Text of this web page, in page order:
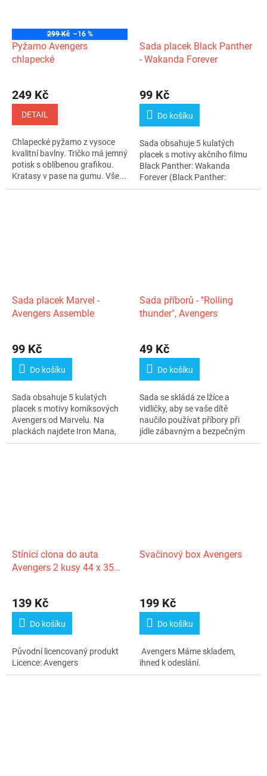
299 Kč –16 %
Pyžamo Avengers
chlapecké
249 Kč
DETAIL
Chlapecké pyžamo z vysoce
kvalitní bavlny. Tričko má jemný
potisk s oblíbenou grafikou.
Kratasy v pase na gumu. Vše...
Sada placek Black Panther
- Wakanda Forever
99 Kč
Do košíku
Sada obsahuje 5 kulatých
placek s motivy akčního filmu
Black Panther: Wakanda
Forever (Black Panther:
Wakanda Navždy)...
Sada placek Marvel -
Avengers Assemble
99 Kč
Do košíku
Sada obsahuje 5 kulatých
placek s motivy komiksových
Avengers od Marvelu. Na
plackách najdete Iron Mana,
Black Widow,...
Sada příborů - "Rolling
thunder", Avengers
49 Kč
Do košíku
Sada se skládá ze lžíce a
vidličky, aby se vaše dítě
naučilo používat příbory při
jídle zábavným a bezpečným
způsobem...
Stínící clona do auta
Avengers 2 kusy 44 x 35
139 Kč
Do košíku
Původní licencovaný produkt
Licence: Avengers
Svačinový box Avengers
199 Kč
Do košíku
Avengers Máme skladem,
ihned k odeslání.